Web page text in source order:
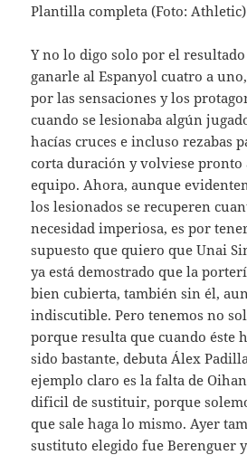
Plantilla completa (Foto: Athletic)
Y no lo digo solo por el
ganarle al Espanyol cuatro a
por las sensaciones y los
cuando se lesionaba algún
hacías cruces e incluso rezabas
corta duración y volviese pronto
equipo. Ahora, aunque
los lesionados se recuperen
necesidad imperiosa, es por
supuesto que quiero que Unai
ya está demostrado que la
bien cubierta, también sin él,
indiscutible. Pero tenemos no
porque resulta que cuando éste
sido bastante, debuta Álex
ejemplo claro es la falta de
dificil de sustituir, porque
que sale haga lo mismo. Ayer
sustituto elegido fue Berenguer